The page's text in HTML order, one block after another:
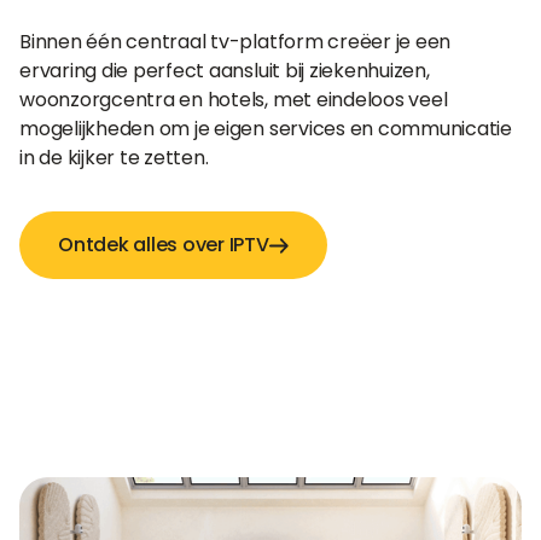
Binnen één centraal tv-platform creëer je een
ervaring die perfect aansluit bij ziekenhuizen,
woonzorgcentra en hotels, met eindeloos veel
mogelijkheden om je eigen services en communicatie
in de kijker te zetten.
Ontdek alles over IPTV